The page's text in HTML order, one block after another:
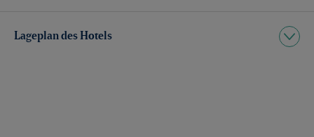
Lageplan des Hotels